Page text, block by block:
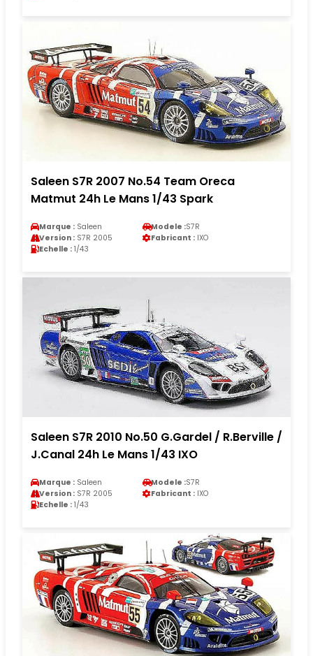
Saleen S7R 2007 No.54 Team Oreca
Matmut 24h Le Mans 1/43 Spark
Marque : Saleen Modele :S7R
Version : S7R 2005 Fabricant : IXO
Echelle : 1/43
Saleen S7R 2010 No.50 G.Gardel / R.Berville /
J.Canal 24h Le Mans 1/43 IXO
Marque : Saleen Modele :S7R
Version : S7R 2005 Fabricant : IXO
Echelle : 1/43